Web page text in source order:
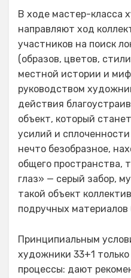
В ходе мастер-класса
направляют ход
участников на поиск
(образов, цветов,
местной истории и
руководством
действия
объект, который
усилий и
нечто безобразное,
общего пространства,
глаз» — серый забор,
такой объект
подручных материалов
Принципиальным
художники 33+1
процессы: дают